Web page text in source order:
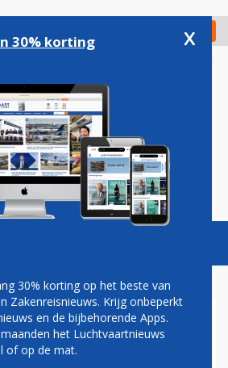
Check in
Podcasts Vacatures
30% korting x
30% korting op het beste van
Zakenreisnieuws. Krijg onbeperkt
en de bijbehorende Apps.
het Luchtvaartnieuws
of op de mat.